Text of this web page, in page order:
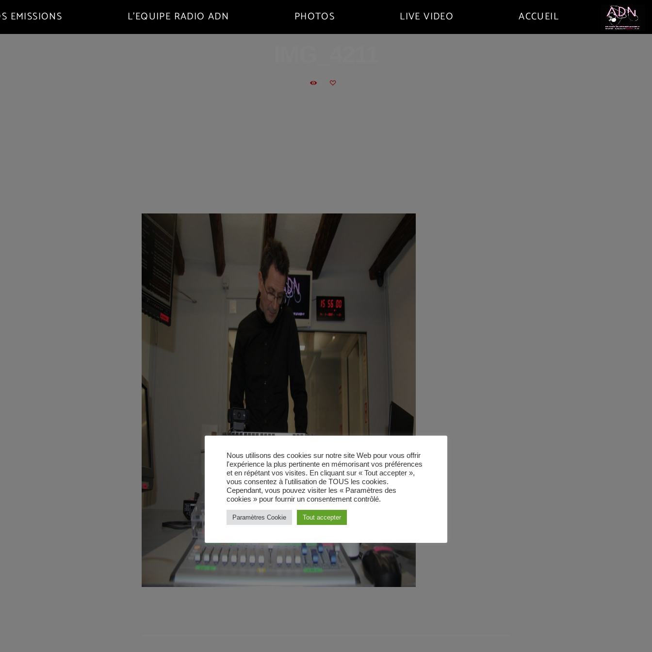
EMISSIONS L’EQUIPE RADIO ADN PHOTOS LIVE VIDEO ACCUEIL
Nous utilisons des cookies sur notre site Web pour vous offrir
l'expérience la plus pertinente en mémorisant vos préférences
et en répétant vos visites. En cliquant sur « Tout accepter »,
vous consentez à l'utilisation de TOUS les cookies.
Cependant, vous pouvez visiter les « Paramètres des
cookies » pour fournir un consentement contrôlé.
Paramètres Cookie Tout accepter